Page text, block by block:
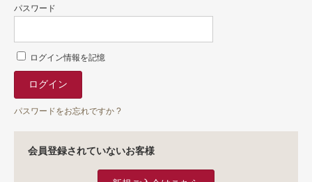
パスワード
ログイン情報を記憶
パスワードをお忘れですか ?
会員登録されていないお客様